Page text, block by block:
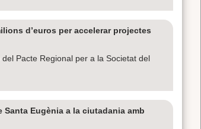
d’euros per accelerar projectes
Pacte Regional per a la Societat del
Eugènia a la ciutadania amb